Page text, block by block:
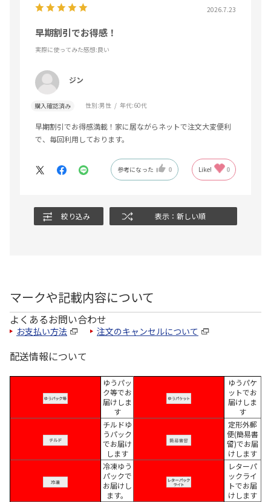
2026.7.23
早期割引でお得感！
実際に使ってみた感想:良い
ジン
購入確認済み 性別:男性 年代:60代
早期割引でお得感満載！家に居ながらネットで注文大変便利
で、毎回利用しております。
参考になった 0 Like! 0
絞り込み 表示：新しい順
マークや記載内容について
よくあるお問い合わせ
お支払い方法 注文のキャンセルについて
配送情報について
ゆうパッ
ク等でお
届けしま
す
ゆうパケ
ットでお
届けしま
す
チルドゆ
うパック
でお届け
します
定形外郵
便(簡易書
留)でお届
けします
冷凍ゆう
パックで
お届けし
ます。
レターパ
ックライ
トでお届
けします